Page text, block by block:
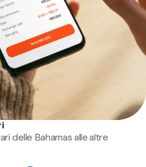
delle Bahamas alle altre